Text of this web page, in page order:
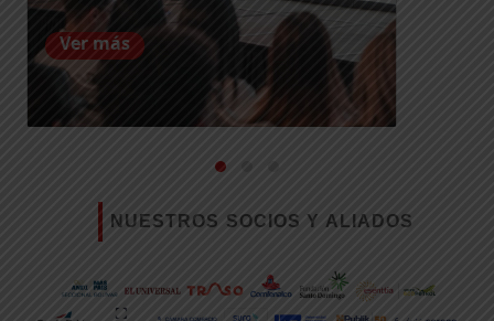
Ver más
NUESTROS SOCIOS Y ALIADOS